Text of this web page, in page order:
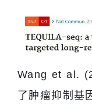
Wang et al.
了肿瘤抑制基